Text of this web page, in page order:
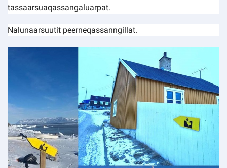
tassaarsuaqassangaluarpat.
Nalunaarsuutit peerneqassanngillat.